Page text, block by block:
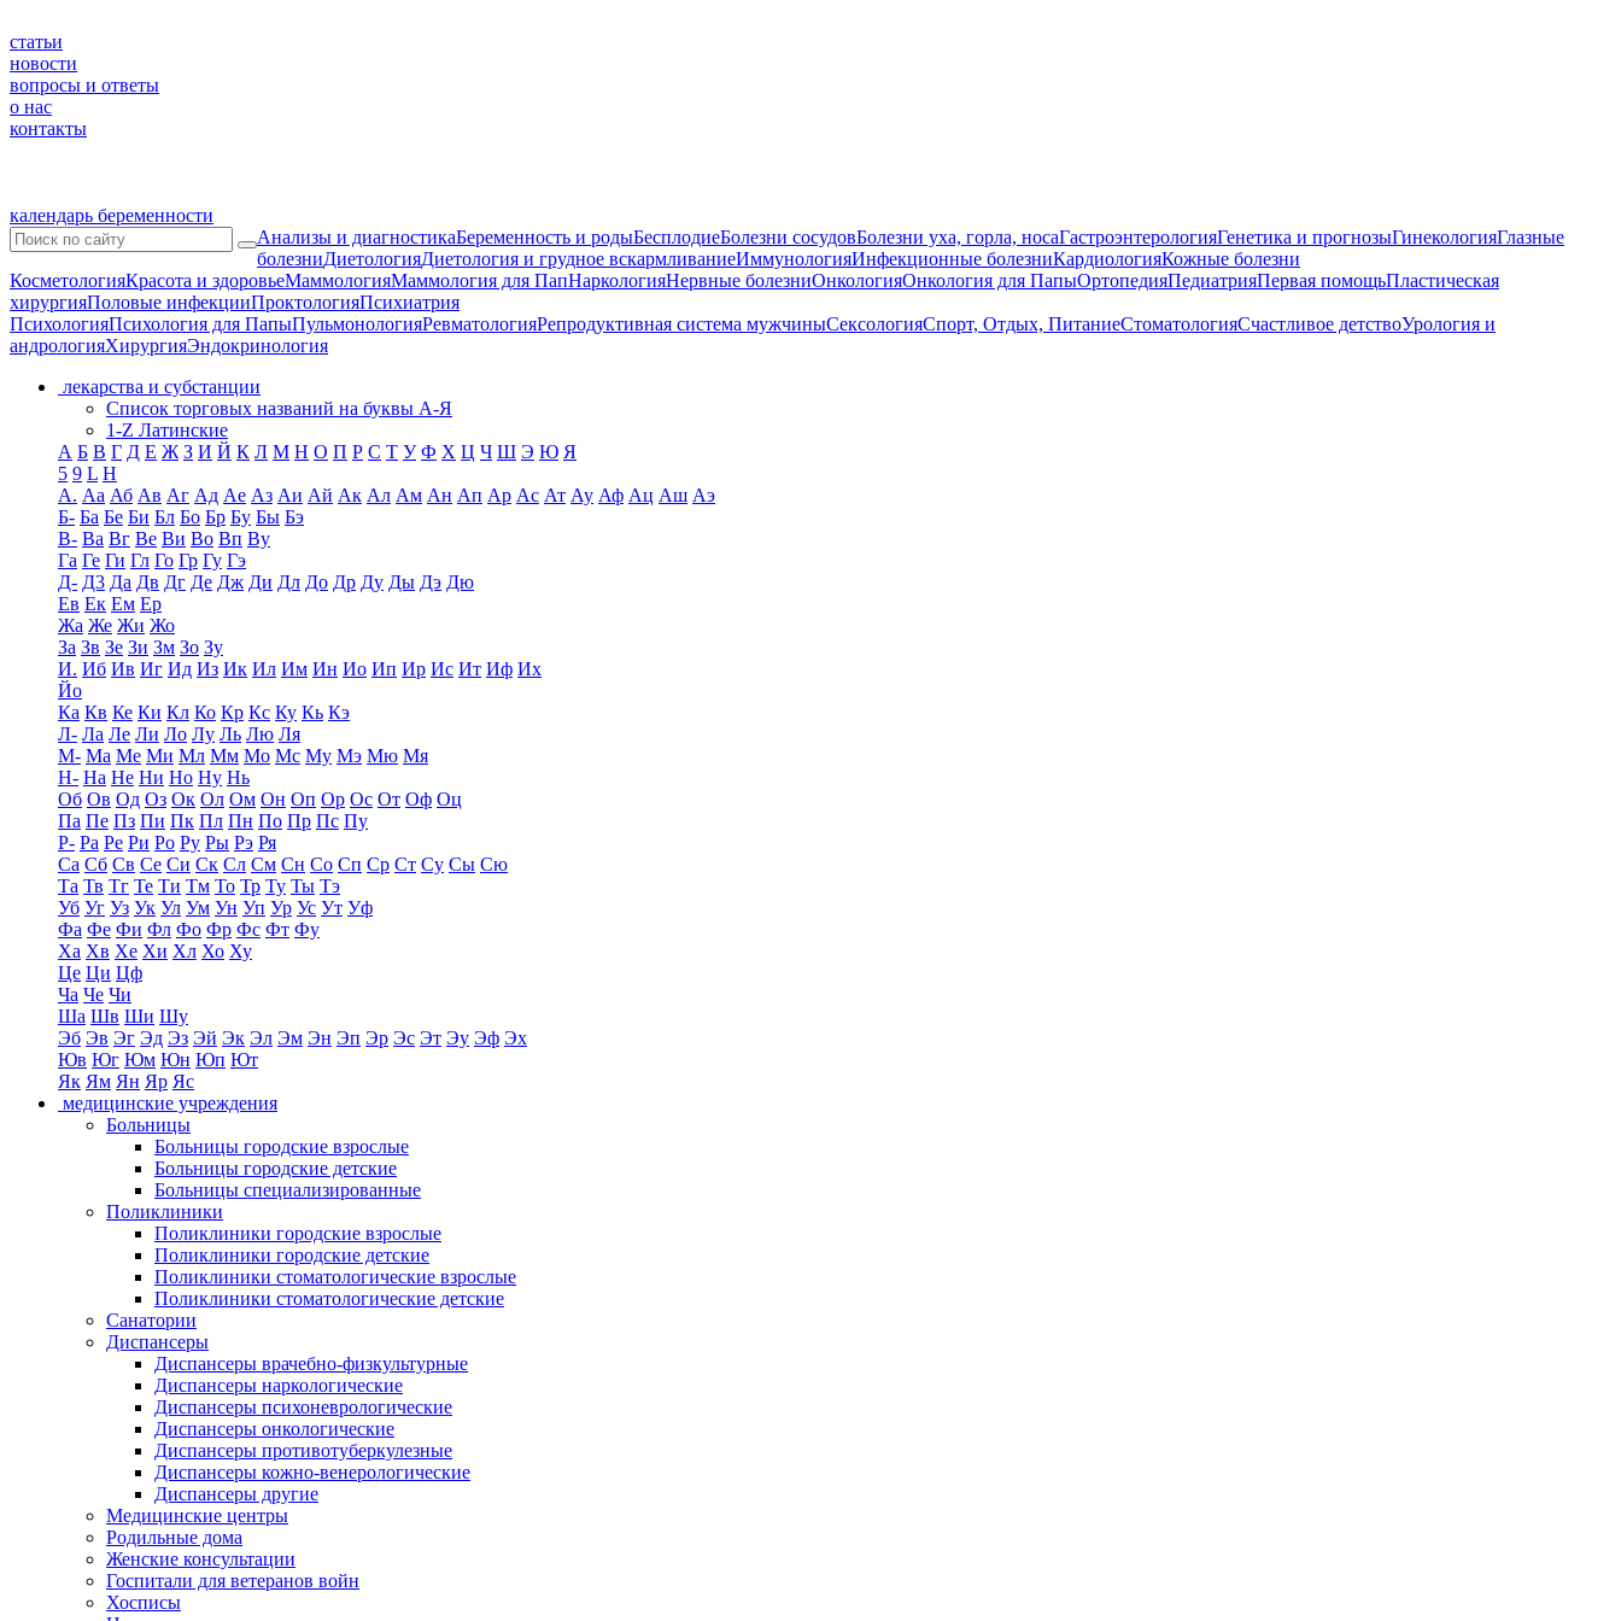
статьи
новости
вопросы и ответы
о нас
контакты
календарь беременности
Анализы и диагностикаБеременность и родыБесплодиеБолезни сосудовБолезни уха, горла, носаГастроэнтерологияГенетика и прогнозыГинекологияГлазные
болезниДиетологияДиетология и грудное вскармливаниеИммунологияИнфекционные болезниКардиологияКожные болезни
КосметологияКрасота и здоровьеМаммологияМаммология для ПапНаркологияНервные болезниОнкологияОнкология для ПапыОртопедияПедиатрияПервая помощьПластическая
хирургияПоловые инфекцииПроктологияПсихиатрия
ПсихологияПсихология для ПапыПульмонологияРевматологияРепродуктивная система мужчиныСексологияСпорт, Отдых, ПитаниеСтоматологияСчастливое детствоУрология и
андрологияХирургияЭндокринология
лекарства и субстанции
Список торговых названий на буквы А-Я
1-Z Латинские
А Б В Г Д Е Ж З И Й К Л М Н О П Р С Т У Ф Х Ц Ч Ш Э Ю Я
5 9 L H
А. Аа Аб Ав Аг Ад Ае Аз Аи Ай Ак Ал Ам Ан Ап Ар Ас Ат Ау Аф Ац Аш Аэ
Б- Ба Бе Би Бл Бо Бр Бу Бы Бэ
В- Ва Вг Ве Ви Во Вп Ву
Га Ге Ги Гл Го Гр Гу Гэ
Д- Д3 Да Дв Дг Де Дж Ди Дл До Др Ду Ды Дэ Дю
Ев Ек Ем Ер
Жа Же Жи Жо
За Зв Зе Зи Зм Зо Зу
И. Иб Ив Иг Ид Из Ик Ил Им Ин Ио Ип Ир Ис Ит Иф Их
Йо
Ка Кв Ке Ки Кл Ко Кр Кс Ку Кь Кэ
Л- Ла Ле Ли Ло Лу Ль Лю Ля
М- Ма Ме Ми Мл Мм Мо Мс Му Мэ Мю Мя
Н- На Не Ни Но Ну Нь
Об Ов Од Оз Ок Ол Ом Он Оп Ор Ос От Оф Оц
Па Пе Пз Пи Пк Пл Пн По Пр Пс Пу
Р- Ра Ре Ри Ро Ру Ры Рэ Ря
Са Сб Св Се Си Ск Сл См Сн Со Сп Ср Ст Су Сы Сю
Та Тв Тг Те Ти Тм То Тр Ту Ты Тэ
Уб Уг Уз Ук Ул Ум Ун Уп Ур Ус Ут Уф
Фа Фе Фи Фл Фо Фр Фс Фт Фу
Ха Хв Хе Хи Хл Хо Ху
Це Ци Цф
Ча Че Чи
Ша Шв Ши Шу
Эб Эв Эг Эд Эз Эй Эк Эл Эм Эн Эп Эр Эс Эт Эу Эф Эх
Юв Юг Юм Юн Юп Ют
Як Ям Ян Яр Яс
медицинские учреждения
Больницы
Больницы городские взрослые
Больницы городские детские
Больницы специализированные
Поликлиники
Поликлиники городские взрослые
Поликлиники городские детские
Поликлиники стоматологические взрослые
Поликлиники стоматологические детские
Санатории
Диспансеры
Диспансеры врачебно-физкультурные
Диспансеры наркологические
Диспансеры психоневрологические
Диспансеры онкологические
Диспансеры противотуберкулезные
Диспансеры кожно-венерологические
Диспансеры другие
Медицинские центры
Родильные дома
Женские консультации
Госпитали для ветеранов войн
Хосписы